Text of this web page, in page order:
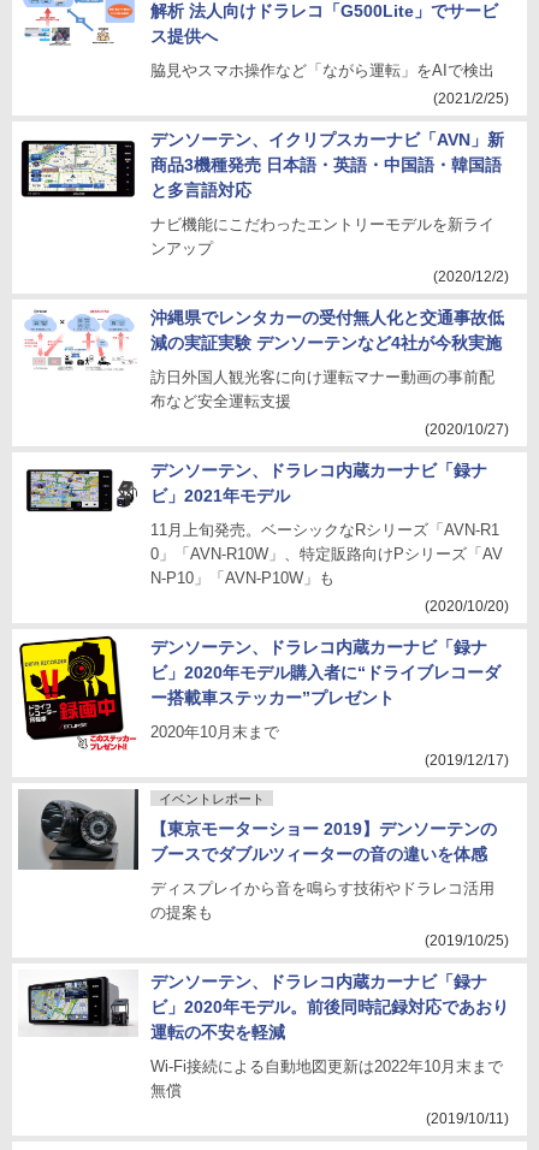
解析 法人向けドラレコ「G500Lite」でサービ
ス提供へ
脇見やスマホ操作など「ながら運転」をAIで検出
(2021/2/25)
デンソーテン、イクリプスカーナビ「AVN」新
商品3機種発売 日本語・英語・中国語・韓国語
と多言語対応
ナビ機能にこだわったエントリーモデルを新ライ
ンアップ
(2020/12/2)
沖縄県でレンタカーの受付無人化と交通事故低
減の実証実験 デンソーテンなど4社が今秋実施
訪日外国人観光客に向け運転マナー動画の事前配
布など安全運転支援
(2020/10/27)
デンソーテン、ドラレコ内蔵カーナビ「録ナ
ビ」2021年モデル
11月上旬発売。ベーシックなRシリーズ「AVN-R1
0」「AVN-R10W」、特定販路向けPシリーズ「AV
N-P10」「AVN-P10W」も
(2020/10/20)
デンソーテン、ドラレコ内蔵カーナビ「録ナ
ビ」2020年モデル購入者に“ドライブレコーダ
ー搭載車ステッカー”プレゼント
2020年10月末まで
(2019/12/17)
イベントレポート
【東京モーターショー 2019】デンソーテンの
ブースでダブルツィーターの音の違いを体感
ディスプレイから音を鳴らす技術やドラレコ活用
の提案も
(2019/10/25)
デンソーテン、ドラレコ内蔵カーナビ「録ナ
ビ」2020年モデル。前後同時記録対応であおり
運転の不安を軽減
Wi-Fi接続による自動地図更新は2022年10月末まで
無償
(2019/10/11)